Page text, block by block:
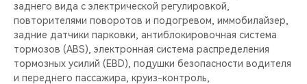
заднего вида с электрической регулировкой,
повторителями поворотов и подогревом, иммобилайзер,
задние датчики парковки, антиблокировочная система
тормозов (ABS), электронная система распределения
тормозных усилий (EBD), подушки безопасности водителя
и переднего пассажира, круиз-контроль,